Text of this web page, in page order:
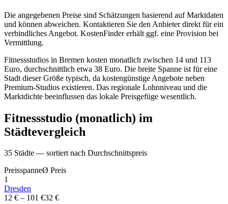
Die angegebenen Preise sind Schätzungen basierend auf Marktdaten
und können abweichen. Kontaktieren Sie den Anbieter direkt für ein
verbindliches Angebot. KostenFinder erhält ggf. eine Provision bei
Vermittlung.
Fitnessstudios in Bremen kosten monatlich zwischen 14 und 113
Euro, durchschnittlich etwa 38 Euro. Die breite Spanne ist für eine
Stadt dieser Größe typisch, da kostengünstige Angebote neben
Premium-Studios existieren. Das regionale Lohnniveau und die
Marktdichte beeinflussen das lokale Preisgefüge wesentlich.
Fitnessstudio (monatlich) im
Städtevergleich
35 Städte — sortiert nach Durchschnittspreis
PreisspanneØ Preis
1
Dresden
12 € – 101 €32 €